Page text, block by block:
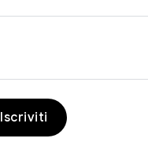
Iscriviti